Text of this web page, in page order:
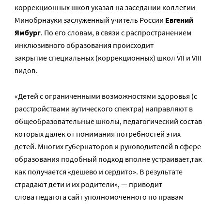
коррекционных школ указал на заседании коллегии
Минобрнауки заслуженный учитель России Евгений
Ямбург. По его словам, в связи с распространением
инклюзивного образования происходит
закрытие специальных (коррекционных) школ VII и VIII
видов.
«Детей с ограниченными возможностями здоровья (с
расстройствами аутического спектра) направляют в
общеобразовательные школы, педагогический состав
которых далек от понимания потребностей этих
детей. Многих губернаторов и руководителей в сфере
образования подобный подход вполне устраивает,так
как получается «дешево и сердито». В результате
страдают дети и их родители», — приводит
слова педагога сайт уполномоченного по правам